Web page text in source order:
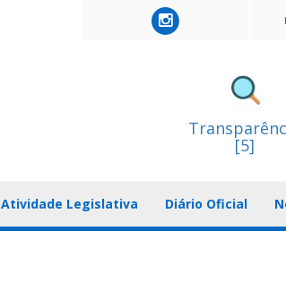
[5]
Atividade Legislativa Diário Oficial